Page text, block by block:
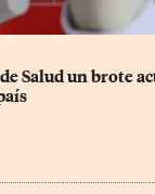
Salud un brote